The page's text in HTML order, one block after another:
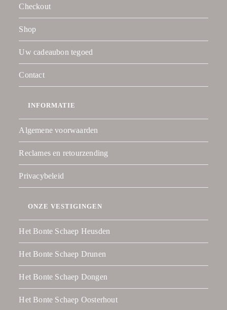
Checkout
Shop
Uw cadeaubon tegoed
Contact
INFORMATIE
Algemene voorwaarden
Reclames en retourzending
Privacybeleid
ONZE VESTIGINGEN
Het Bonte Schaep Heusden
Het Bonte Schaep Drunen
Het Bonte Schaep Dongen
Het Bonte Schaep Oosterhout